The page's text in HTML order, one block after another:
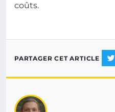
coûts.
PARTAGER CET ARTICLE